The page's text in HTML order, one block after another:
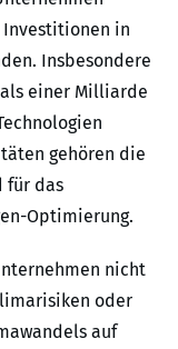
Investitionen in
Insbesondere
einer Milliarde
gehören die
für das
Optimierung.
nicht
oder
auf